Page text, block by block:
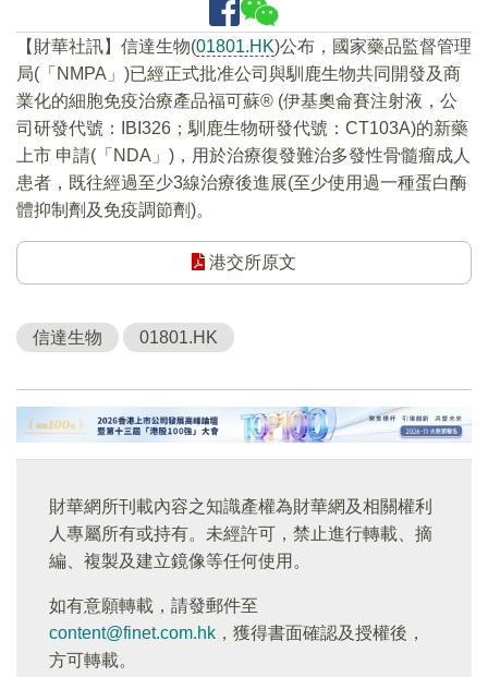
【財華社訊】信達生物(01801.HK)公布，國家藥品監督管理
局(「NMPA」)已經正式批准公司與馴鹿生物共同開發及商
業化的細胞免疫治療產品福可蘇® (伊基奧侖賽注射液，公
司研發代號：IBI326；馴鹿生物研發代號：CT103A)的新藥
上市 申請(「NDA」)，用於治療復發難治多發性骨髓瘤成人
患者，既往經過至少3線治療後進展(至少使用過一種蛋白酶
體抑制劑及免疫調節劑)。
港交所原文
信達生物 01801.HK
財華網所刊載內容之知識產權為財華網及相關權利
人專屬所有或持有。未經許可，禁止進行轉載、摘
編、複製及建立鏡像等任何使用。
如有意願轉載，請發郵件至
content@finet.com.hk ，獲得書面確認及授權後，
方可轉載。